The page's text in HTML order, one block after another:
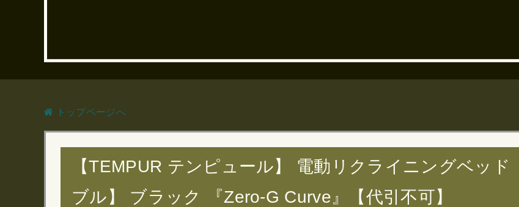
トップページへ
【TEMPUR テンピュール】 電動リクライニングベッ
ブル】 ブラック 『Zero-G Curve』【代引不可】